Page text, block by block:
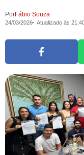
PorFábio Souza
24/03/2026 Atualizado às